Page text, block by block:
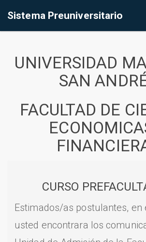
Sistema Preuniversitario
UNIVERSIDAD
SAN
FACULTAD DE
CURSO
Estimados/as postulantes, en
usted encontrara los